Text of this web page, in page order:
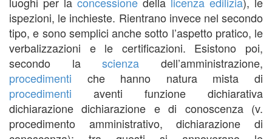
ispezioni, le inchieste. Rientrano invece nel secondo
tipo, e sono semplici anche sotto l’aspetto pratico, le
verbalizzazioni e le certificazioni. Esistono poi,
secondo lascienza dell’amministrazione,
procedimenti che hanno natura mista di
procedimenti aventi funzione dichiarativa
dichiarazione dichiarazione e di conoscenza (v.
procedimento amministrativo, dichiarazione di